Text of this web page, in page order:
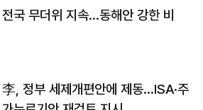
전국 무더위 지속…동해안 강한 비
李, 정부 세제개편안에 제동…ISA·주